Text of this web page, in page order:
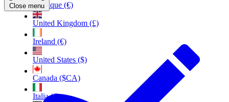
Belgique (€)
United Kingdom (£)
Ireland (€)
United States ($)
Canada ($CA)
Italia (€)
Close menu